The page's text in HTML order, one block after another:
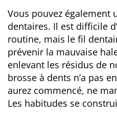
Vous pouvez également
dentaires. Il est difficile
routine, mais le fil
prévenir la mauvaise
enlevant les résidus de
brosse à dents n’a pas
aurez commencé, ne
Les habitudes se